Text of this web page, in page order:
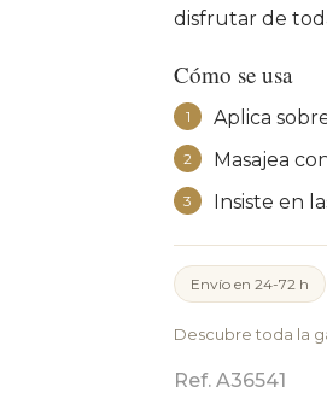
disfrutar de
Cómo se usa
1 Aplica
2 Masajea
3 Insiste en
Envío en 24-72 h
Descubre toda la
Ref. A36541